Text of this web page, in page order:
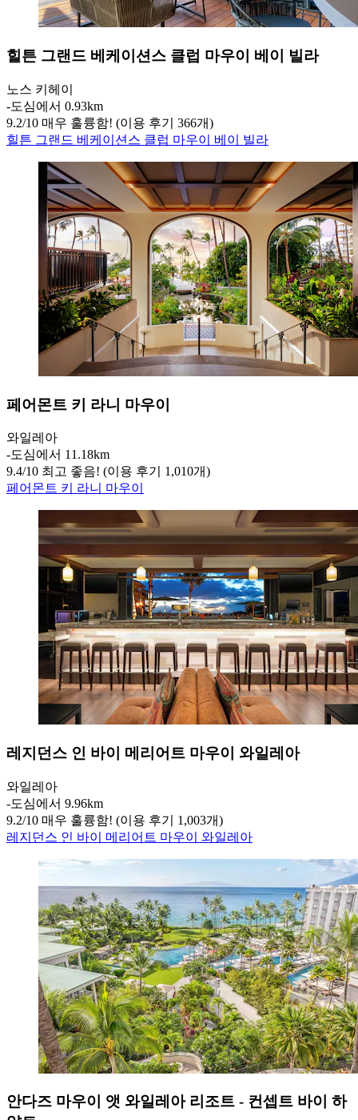
힐튼 그랜드 베케이션스 클럽 마우이 베이 빌라
노스 키헤이
‐도심에서 0.93km
9.2/10 매우 훌륭함! (이용 후기 366개)
힐튼 그랜드 베케이션스 클럽 마우이 베이 빌라
페어몬트 키 라니 마우이
와일레아
‐도심에서 11.18km
9.4/10 최고 좋음! (이용 후기 1,010개)
페어몬트 키 라니 마우이
레지던스 인 바이 메리어트 마우이 와일레아
와일레아
‐도심에서 9.96km
9.2/10 매우 훌륭함! (이용 후기 1,003개)
레지던스 인 바이 메리어트 마우이 와일레아
안다즈 마우이 앳 와일레아 리조트 - 컨셉트 바이 하